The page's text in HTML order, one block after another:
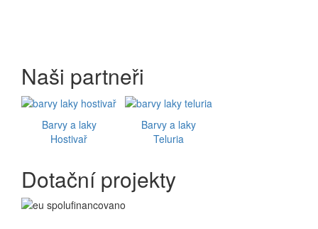
Naši partneři
Barvy a laky
Hostivař
Barvy a laky
Teluria
Dotační projekty